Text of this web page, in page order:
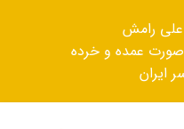
رامش
عمده و خرده
ایران